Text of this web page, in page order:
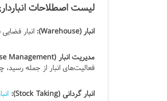
لیست اصطلاحات
انبار (Warehouse): انبار
مدیریت انبار (Warehouse Management):
فعالیت‌های انبار از جمله
انبار گردانی (Stock Taking):